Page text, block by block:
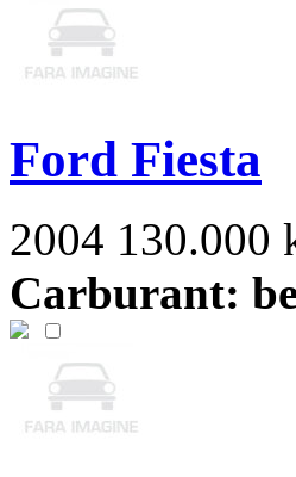
Ford Fiesta
2004 130.000
Carburant: